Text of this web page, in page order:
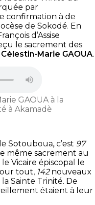
par
confirmation à de
de Sokodé. En
d’Assise
le sacrement des
Marie GAOUA.
GAOUA à la
à Akamadè
Sotouboua, c’est 97
même sacrement au
Vicaire épiscopal le
tout, 142nouveaux
Sainte Trinité. De
étaient à leur